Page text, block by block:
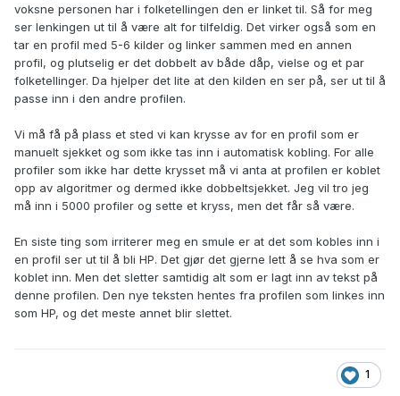
voksne personen har i folketellingen den er linket til. Så for meg
ser lenkingen ut til å være alt for tilfeldig. Det virker også som en
tar en profil med 5-6 kilder og linker sammen med en annen
profil, og plutselig er det dobbelt av både dåp, vielse og et par
folketellinger. Da hjelper det lite at den kilden en ser på, ser ut til å
passe inn i den andre profilen.
Vi må få på plass et sted vi kan krysse av for en profil som er
manuelt sjekket og som ikke tas inn i automatisk kobling. For alle
profiler som ikke har dette krysset må vi anta at profilen er koblet
opp av algoritmer og dermed ikke dobbeltsjekket. Jeg vil tro jeg
må inn i 5000 profiler og sette et kryss, men det får så være.
En siste ting som irriterer meg en smule er at det som kobles inn i
en profil ser ut til å bli HP. Det gjør det gjerne lett å se hva som er
koblet inn. Men det sletter samtidig alt som er lagt inn av tekst på
denne profilen. Den nye teksten hentes fra profilen som linkes inn
som HP, og det meste annet blir slettet.
1